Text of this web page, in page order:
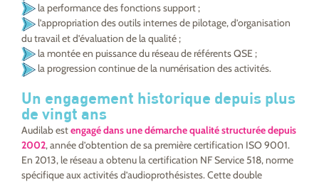
la performance des fonctions support ;
l’appropriation des outils internes de pilotage, d’organisation
du travail et d’évaluation de la qualité ;
la montée en puissance du réseau de référents QSE ;
la progression continue de la numérisation des activités.
Un engagement historique depuis plus
de vingt ans
Audilab estengagé dans une démarche qualité structurée depuis
2002, année d’obtention de sa première certification ISO 9001.
En 2013, le réseau a obtenu la certification NF Service 518, norme
spécifique aux activités d’audioprothésistes. Cette double